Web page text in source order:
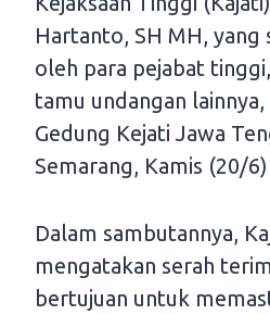
Hartanto, SH MH, yang
oleh para pejabat
tamu undangan
Gedung Kejati Jawa
Semarang, Kamis (20/
Dalam sambutannya,
mengatakan serah
bertujuan untuk